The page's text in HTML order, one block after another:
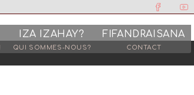
IZA IZAHAY?
QUI SOMMES-NOUS?
FIFANDRAISANA
CONTACT